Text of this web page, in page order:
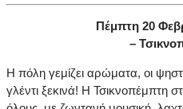
Πέμπτη 20
–
Η πόλη γεμίζει αρώματα, οι
γλέντι ξεκινά! Η Τσικνοπέμπτη